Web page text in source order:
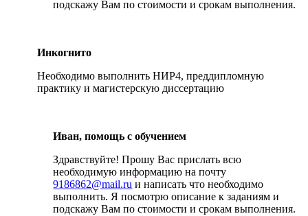
подскажу Вам по стоимости и срокам выполнения.
Инкогнито
Необходимо выполнить НИР4, преддипломную
практику и магистерскую диссертацию
Иван, помощь с обучением
Здравствуйте! Прошу Вас прислать всю
необходимую информацию на почту
9186862@mail.ru и написать что необходимо
выполнить. Я посмотрю описание к заданиям и
подскажу Вам по стоимости и срокам выполнения.